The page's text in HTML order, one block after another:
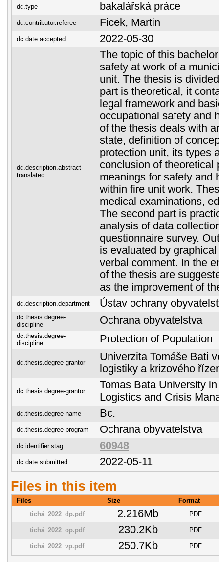
dc.type bakalářská práce
dc.contributor.referee Ficek, Martin
dc.date.accepted 2022-05-30
dc.description.abstract-
translated
The topic of this
safety at work of a
unit. The thesis is
part is theoretical, it
legal framework and
occupational safety and
of the thesis deals with
state, definition of
protection unit, its types
conclusion of theoretical
meanings for safety and
within fire unit work.
medical examinations,
The second part is
analysis of data
questionnaire survey.
is evaluated by
verbal comment. In the
of the thesis are
as the improvement of
dc.description.department Ústav ochrany
dc.thesis.degree-
discipline
Ochrana obyvatelstva
dc.thesis.degree-
discipline
Protection of Population
dc.thesis.degree-grantor
Univerzita Tomáše Bati
logistiky a krizového
dc.thesis.degree-grantor
Tomas Bata University
Logistics and Crisis
dc.thesis.degree-name Bc.
dc.thesis.degree-program Ochrana obyvatelstva
dc.identifier.stag 60948
dc.date.submitted 2022-05-11
Files in this item
Files Size
Format
tichá_2022_dp.pdf
2.216Mb PDF
tichá_2022_op.pdf 230.2Kb PDF
tichá_2022_vp.pdf 250.7Kb PDF